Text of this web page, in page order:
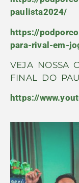
paulista2024/
https://
para-rival-em-
VEJA NOSSA
FINAL DO
https://